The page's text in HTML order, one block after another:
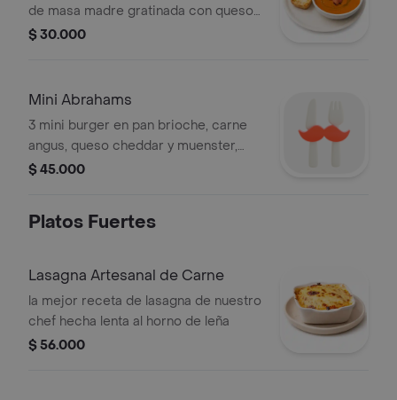
de masa madre gratinada con queso
mozarella y parmesano
$ 30.000
Mini Abrahams
3 mini burger en pan brioche, carne
angus, queso cheddar y muenster,
tocineta y mermelada de vegetales
$ 45.000
Platos Fuertes
Lasagna Artesanal de Carne
la mejor receta de lasagna de nuestro
chef hecha lenta al horno de leña
$ 56.000